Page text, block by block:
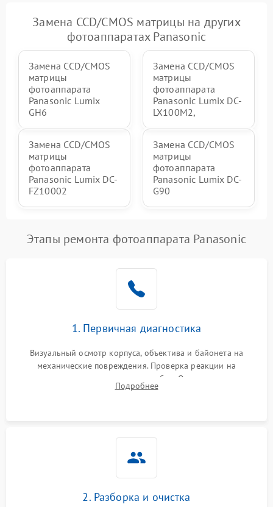
Замена CCD/CMOS матрицы на других
фотоаппаратах Panasonic
Замена CCD/CMOS
матрицы
фотоаппарата
Panasonic Lumix
GH6
Замена CCD/CMOS
матрицы
фотоаппарата
Panasonic Lumix DC-
LX100M2,
Замена CCD/CMOS
матрицы
фотоаппарата
Panasonic Lumix DC-
FZ10002
Замена CCD/CMOS
матрицы
фотоаппарата
Panasonic Lumix DC-
G90
Этапы ремонта фотоаппарата Panasonic
1. Первичная диагностика
Визуальный осмотр корпуса, объектива и байонета на
механические повреждения. Проверка реакции на
включение, считывание кодов ошибок. Оценка состояния
матрицы и затвора, проверка работы автофокуса и вспышки.
Подробнее
2. Разборка и очистка